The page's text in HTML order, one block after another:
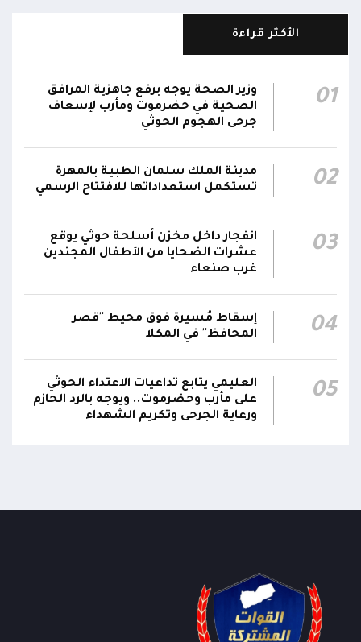
وحدة المحاور والقيادة والسيطرة للقوات المسلحة
05:35
الناطق باسم القوات المسلحة: نفذنا عملاً عسكرياً
ضد العناصر الحوثية الإرهابية وعتادها
04:17
الحيمة بالتحيتا وحيس جنوب الحديدة
أقر #مجلس_الدفاع_الوطني استمرار انعقاده بصورة
دائمة لمتابعة التطورات الميدانية والأمنية واتخاذ ما
يلزم من إجراءات بصورة عاجلة ومستمرة بما
يضمن سرعة الاستجابة للتصعيد الحوثي والتعامل
مع تداعياته على مختلف المستويات
الأكثر قراءة
01
وزير الصحة يوجه برفع جاهزية المرافق
الصحية في حضرموت ومأرب لإسعاف
جرحى الهجوم الحوثي
02
مدينة الملك سلمان الطبية بالمهرة
تستكمل استعداداتها للافتتاح الرسمي
03
انفجار داخل مخزن أسلحة حوثي يوقع
عشرات الضحايا من الأطفال المجندين
غرب صنعاء
04
إسقاط مُسيرة فوق محيط "قصر
المحافظ" في المكلا
05
العليمي يتابع تداعيات الاعتداء الحوثي
على مأرب وحضرموت.. ويوجه بالرد الحازم
ورعاية الجرحى وتكريم الشهداء